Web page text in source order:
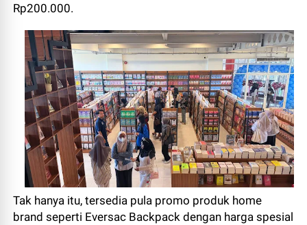
Rp200.000.
Tak hanya itu, tersedia pula promo produk home
brand seperti Eversac Backpack dengan harga spesial